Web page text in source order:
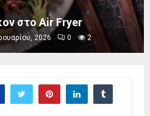
στο Air Fryer
2026 0 2